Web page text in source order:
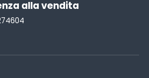
alla vendita